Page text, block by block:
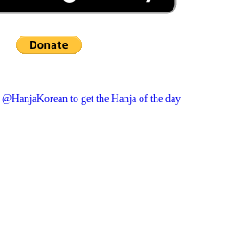
to get the Hanja of the day